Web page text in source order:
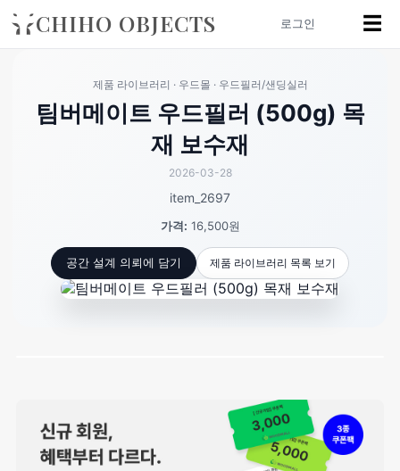
CHIHO OBJECTS 로그인 ☰
제품 라이브러리 · 우드몰 · 우드필러/샌딩실러
팀버메이트 우드필러 (500g) 목
재 보수재
2026-03-28
item_2697
가격: 16,500원
공간 설계 의뢰에 담기 제품 라이브러리 목록 보기